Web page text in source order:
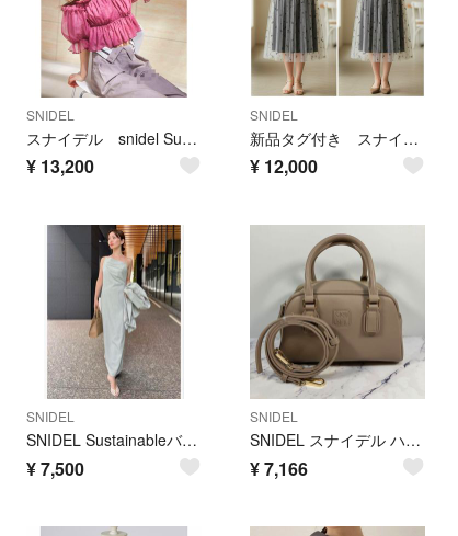
SNIDEL
スナイデル snidel Sustainableギャザーオフショルブラウス 赤
¥ 13,200
SNIDEL
新品タグ付き スナイデル 異素材 ニット フレア ワンピース レース 花柄 半袖
¥ 12,000
SNIDEL
SNIDEL Sustainableバリエキャミワンピース
¥7,500
SNIDEL
SNIDEL スナイデル ハンドバッグ 2way ショルダー ベージュ
¥7,166